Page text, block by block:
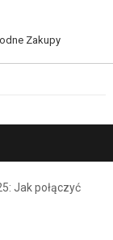
Zakupy
Jak połączyć